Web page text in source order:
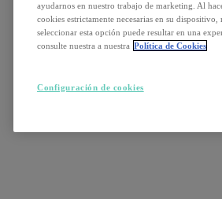
ayudarnos en nuestro trabajo de marketing. Al
cookies estrictamente necesarias en su
seleccionar esta opción puede resultar en una
consulte nuestra a nuestra Política de Cookies
Configuración de cookies